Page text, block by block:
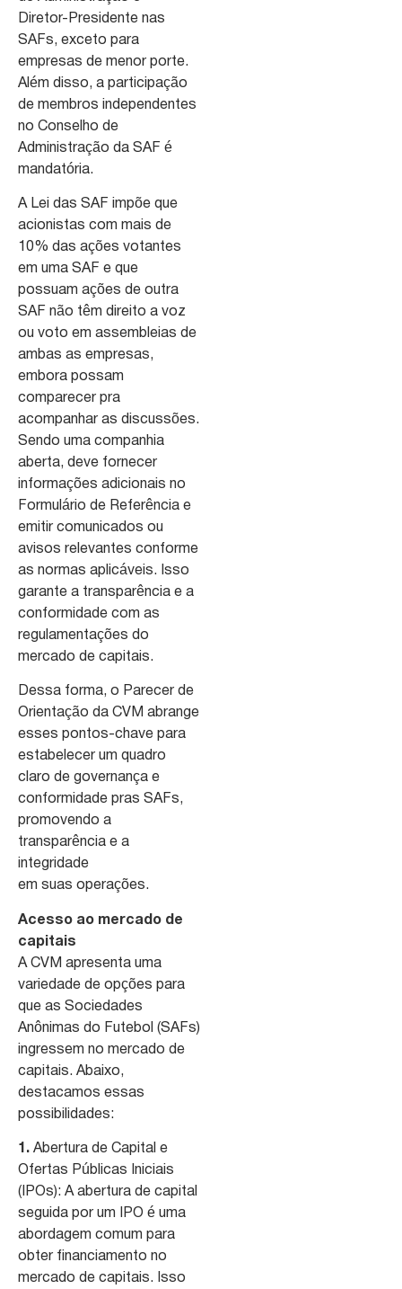
Diretor-Presidente nas
SAFs, exceto para
empresas de menor porte.
Além disso, a participação
de membros independentes
no Conselho de
Administração da SAF é
mandatória.
A Lei das SAF impõe que
acionistas com mais de
10% das ações votantes
em uma SAF e que
possuam ações de outra
SAF não têm direito a voz
ou voto em assembleias de
ambas as empresas,
embora possam
comparecer pra
acompanhar as discussões.
Sendo uma companhia
aberta, deve fornecer
informações adicionais no
Formulário de Referência e
emitir comunicados ou
avisos relevantes conforme
as normas aplicáveis. Isso
garante a transparência e a
conformidade com as
regulamentações do
mercado de capitais.
Dessa forma, o Parecer de
Orientação da CVM abrange
esses pontos-chave para
estabelecer um quadro
claro de governança e
conformidade pras SAFs,
promovendo a
transparência e a
integridade
em suas operações.
Acesso ao mercado de
capitais
A CVM apresenta uma
variedade de opções para
que as Sociedades
Anônimas do Futebol (SAFs)
ingressem no mercado de
capitais. Abaixo,
destacamos essas
possibilidades:
1. Abertura de Capital e
Ofertas Públicas Iniciais
(IPOs): A abertura de capital
seguida por um IPO é uma
abordagem comum para
obter financiamento no
mercado de capitais. Isso